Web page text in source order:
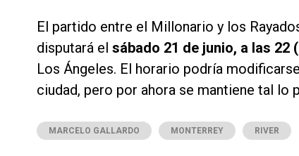
El partido entre el Millonario y los
disputará el sábado 21 de junio, a las 22
Los Ángeles. El horario podría
ciudad, pero por ahora se mantiene tal lo
MARCELO GALLARDO MONTERREY RIVER